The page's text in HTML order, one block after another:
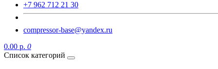
+7 962 712 21 30
compressor-base@yandex.ru
0.00 р. 0
Список категорий